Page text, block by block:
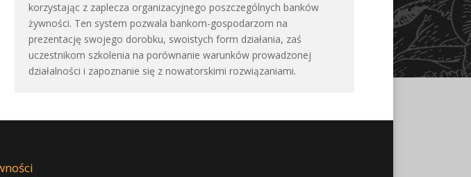
korzystając z zaplecza organizacyjnego poszczególnych banków
żywności. Ten system pozwala bankom-gospodarzom na
prezentację swojego dorobku, swoistych form działania, zaś
uczestnikom szkolenia na porównanie warunków prowadzonej
działalności i zapoznanie się z nowatorskimi rozwiązaniami.